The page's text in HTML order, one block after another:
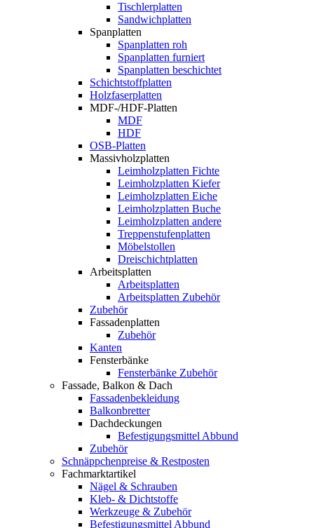
Tischlerplatten
Sandwichplatten
Spanplatten
Spanplatten roh
Spanplatten furniert
Spanplatten beschichtet
Schichtstoffplatten
Holzfaserplatten
MDF-/HDF-Platten
MDF
HDF
OSB-Platten
Massivholzplatten
Leimholzplatten Fichte
Leimholzplatten Kiefer
Leimholzplatten Eiche
Leimholzplatten Buche
Leimholzplatten andere
Treppenstufenplatten
Möbelstollen
Dreischichtplatten
Arbeitsplatten
Arbeitsplatten
Arbeitsplatten Zubehör
Zubehör
Fassadenplatten
Zubehör
Kanten
Fensterbänke
Fensterbänke Zubehör
Fassade, Balkon & Dach
Fassadenbekleidung
Balkonbretter
Dachdeckungen
Befestigungsmittel Abbund
Zubehör
Schnäppchenpreise & Restposten
Fachmarktartikel
Nägel & Schrauben
Kleb- & Dichtstoffe
Werkzeuge & Zubehör
Befestigungsmittel Abbund